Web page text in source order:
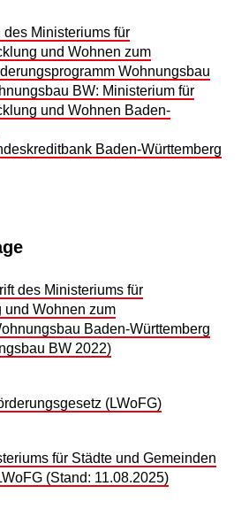
des Ministeriums für
und Wohnen zum
Wohnungsbau
BW: Ministerium für
und Wohnen Baden-
Baden-Württemberg
des Ministeriums für
und Wohnen zum
Baden-Württemberg
BW 2022)
(LWoFG)
für Städte und Gemeinden
(Stand: 11.08.2025)